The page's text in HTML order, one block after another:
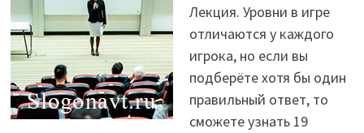
Лекция. Уровни в игре
отличаются у каждого
игрока, но если вы
подберёте хотя бы один
правильный ответ, то
сможете узнать 19